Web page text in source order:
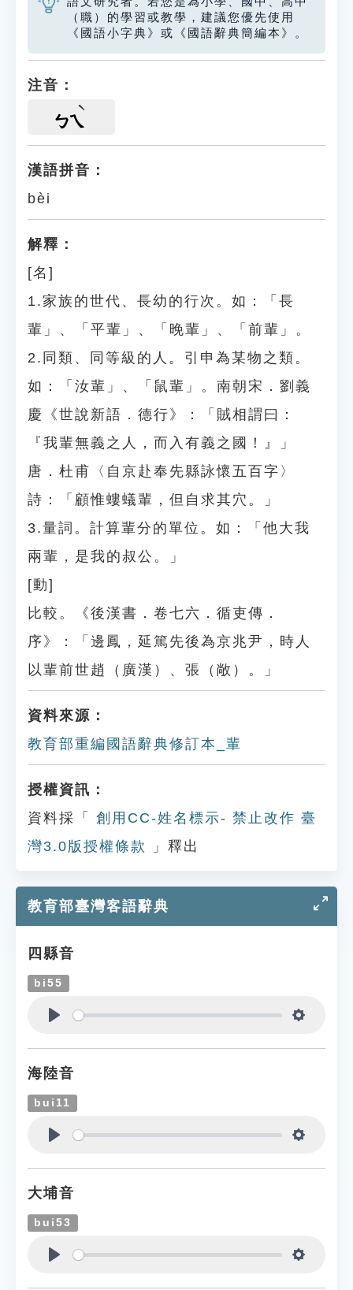
（職）的學習或教學，建議您優先使用
《國語小字典》或《國語辭典簡編本》。
注音：
ㄅㄟ
漢語拼音：
bèi
解釋：
[名]
1.家族的世代、長幼的行次。如：「長
輩」、「平輩」、「晚輩」、「前輩」。
2.同類、同等級的人。引申為某物之類。
如：「汝輩」、「鼠輩」。南朝宋．劉義
慶《世說新語．德行》：「賊相謂曰：
『我輩無義之人，而入有義之國！』」
唐．杜甫〈自京赴奉先縣詠懷五百字〉
詩：「顧惟螻蟻輩，但自求其穴。」
3.量詞。計算輩分的單位。如：「他大我
兩輩，是我的叔公。」
[動]
比較。《後漢書．卷七六．循吏傳．
序》：「邊鳳，延篤先後為京兆尹，時人
以輩前世趙（廣漢）、張（敞）。」
資料來源：
教育部重編國語辭典修訂本_輩
授權資訊：
資料採「
創用CC-姓名標示- 禁止改作 臺
灣3.0版授權條款
」釋出
教育部臺灣客語辭典
四縣音
bi55
海陸音
bui11
大埔音
bui53